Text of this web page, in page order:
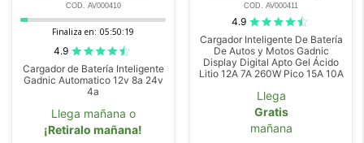
COD. AV000410
Finaliza en: 05:50:18
4.9
Cargador de Batería Inteligente
Gadnic Automatico 12v 8a 24v
4a
Llega mañana o
¡Retiralo mañana!
COD. AV000411
4.9
Cargador Inteligente De Batería
De Autos y Motos Gadnic
Display Digital Apto Gel Ácido
Litio 12A 7A 260W Pico 15A 10A
Llega
Gratis
mañana